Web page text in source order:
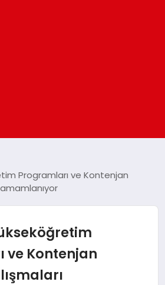
Programları ve Kontenjan
ve Kontenjan